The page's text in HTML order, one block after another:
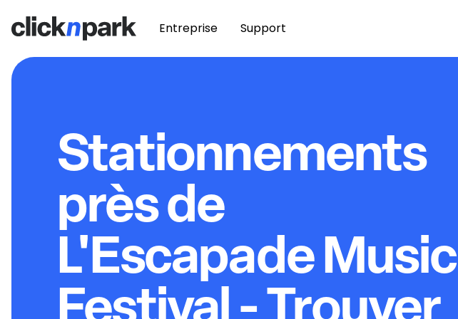
Entreprise Support
Stationnements
près de
L'Escapade Music
Festival - Trouver